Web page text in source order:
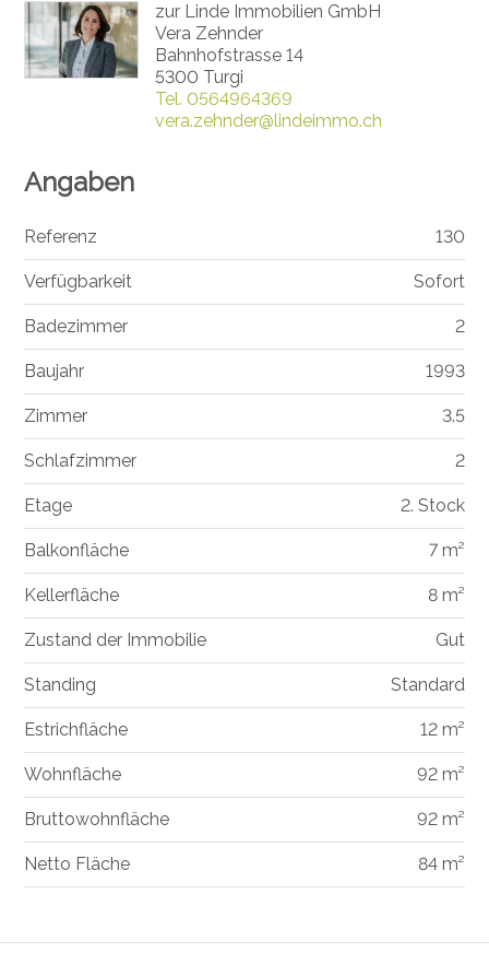
zur Linde Immobilien GmbH
Vera Zehnder
Bahnhofstrasse 14
5300 Turgi
Tel. 0564964369
vera.zehnder@lindeimmo.ch
Angaben
Referenz 130
Verfügbarkeit Sofort
Badezimmer 2
Baujahr 1993
Zimmer 3.5
Schlafzimmer 2
Etage 2. Stock
Balkonfläche 7 m²
Kellerfläche 8 m²
Zustand der Immobilie Gut
Standing Standard
Estrichfläche 12 m²
Wohnfläche 92 m²
Bruttowohnfläche 92 m²
Netto Fläche 84 m²